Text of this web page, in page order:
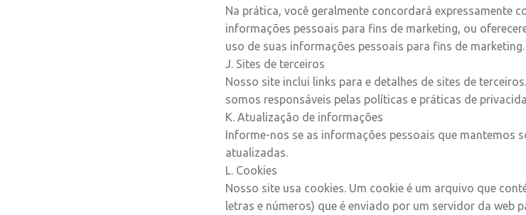
Na prática, você geralmente concordará expressamente
informações pessoais para fins de marketing, ou
uso de suas informações pessoais para fins de marketing.
J. Sites de terceiros
Nosso site inclui links para e detalhes de sites de
somos responsáveis pelas políticas e práticas de
K. Atualização de informações
Informe-nos se as informações pessoais que mantemos
atualizadas.
L. Cookies
Nosso site usa cookies. Um cookie é um arquivo que
letras e números) que é enviado por um servidor da web